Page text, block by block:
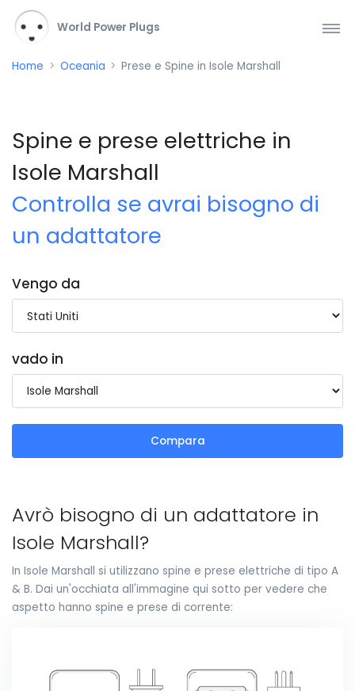
World Power Plugs
Home Oceania Prese e Spine in Isole Marshall
Spine e prese elettriche in
Isole Marshall
Controlla se avrai bisogno di
un adattatore
Vengo da
vado in
Compara
Avrò bisogno di un adattatore in
Isole Marshall?
In Isole Marshall si utilizzano spine e prese elettriche di tipo A
& B. Dai un'occhiata all'immagine qui sotto per vedere che
aspetto hanno spine e prese di corrente: